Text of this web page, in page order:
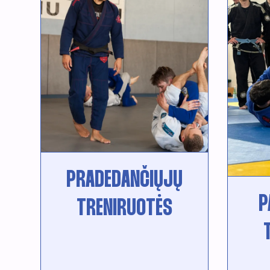
PRADEDANČIŲJŲ
TRENIRUOTĖS